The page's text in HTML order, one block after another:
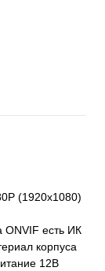
(1920x1080)
ONVIF есть ИК
корпуса
12В